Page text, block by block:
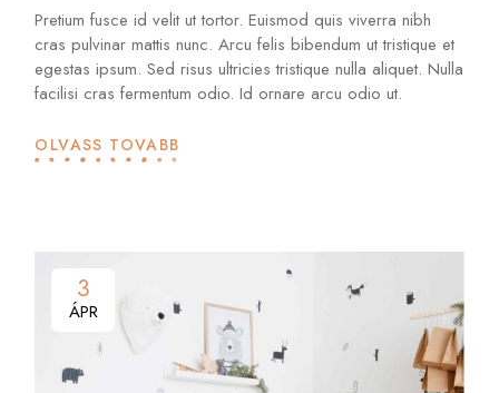
Pretium fusce id velit ut tortor. Euismod quis viverra nibh
cras pulvinar mattis nunc. Arcu felis bibendum ut tristique et
egestas ipsum. Sed risus ultricies tristique nulla aliquet. Nulla
facilisi cras fermentum odio. Id ornare arcu odio ut.
OLVASS TOVÁBB
3
ÁPR